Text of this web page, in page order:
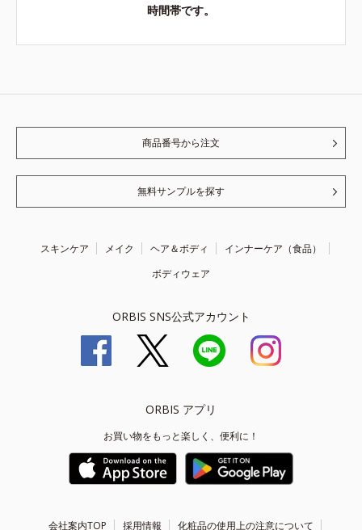
時間帯です。
商品番号から注文
無料サンプルを探す
スキンケア メイク ヘア＆ボディ
インナーケア（食品）
ボディウェア
ORBIS SNS公式アカウント
ORBIS アプリ
お買い物をもっと楽しく、便利に！
会社案内TOP 採用情報 化粧品の使用上の注意について